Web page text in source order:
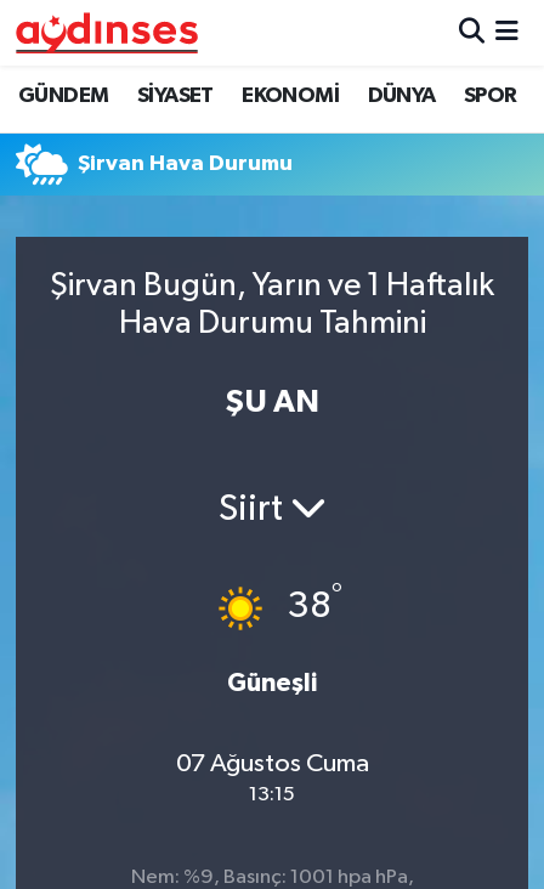
GÜNDEM SİYASET EKONOMİ DÜNYA SPOR
Şirvan Hava Durumu
Şirvan Bugün, Yarın ve 1 Haftalık
Hava Durumu Tahmini
ŞU AN
Siirt
38°
Güneşli
07 Ağustos Cuma
13:15
Nem: %9, Basınç: 1001 hpa hPa,
GÜNDEM
SİYASET
DÜNYA
SPOR
Nöbetçi Eczaneler
Hava Durumu
Trafik Durumu
Süper Lig Puan Durumu ve Fikstür